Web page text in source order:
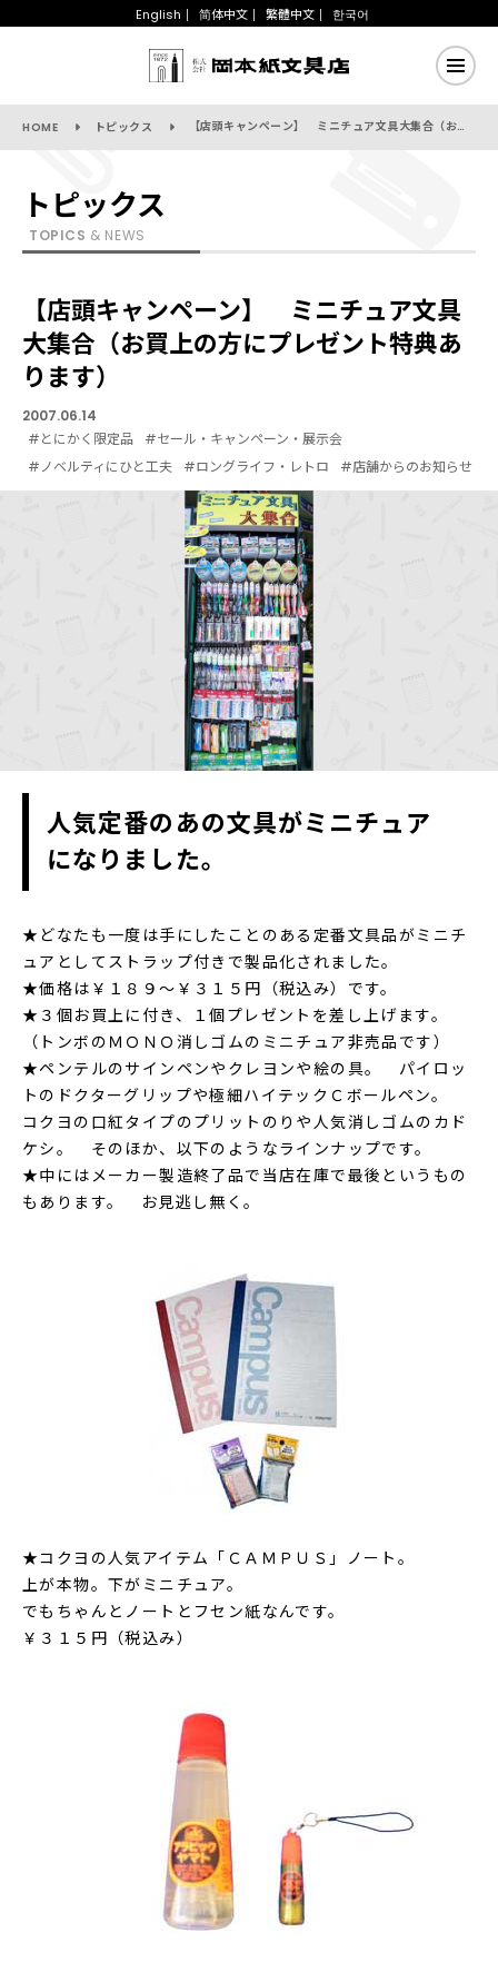
English 简体中文 繁體中文 한국어
HOME トピックス 【店頭キャンペーン】 ミニチュア文具大集合（お買上の方にプレゼント特典あります）
トピックス
TOPICS & NEWS
【店頭キャンペーン】 ミニチュア文具
大集合（お買上の方にプレゼント特典あ
ります）
2007.06.14
#とにかく限定品
#セール・キャンペーン・展示会
#ノベルティにひと工夫
#ロングライフ・レトロ #店舗からのお知らせ
人気定番のあの文具がミニチュア
になりました。
★どなたも一度は手にしたことのある定番文具品がミニチ
ュアとしてストラップ付きで製品化されました。
★価格は￥１８９～￥３１５円（税込み）です。
★３個お買上に付き、１個プレゼントを差し上げます。
（トンボのＭＯＮＯ消しゴムのミニチュア非売品です）
★ペンテルのサインペンやクレヨンや絵の具。 パイロッ
トのドクターグリップや極細ハイテックＣボールペン。
コクヨの口紅タイプのプリットのりや人気消しゴムのカド
ケシ。 そのほか、以下のようなラインナップです。
★中にはメーカー製造終了品で当店在庫で最後というもの
もあります。 お見逃し無く。
★コクヨの人気アイテム「ＣＡＭＰＵＳ」ノート。
上が本物。下がミニチュア。
でもちゃんとノートとフセン紙なんです。
￥３１５円（税込み）